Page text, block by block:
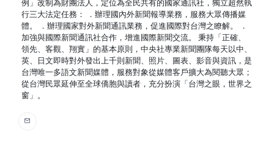
例」改制為財團法人，定位為全民共有的國家通訊社，獨立超然執
行三大法定任務： ．辦理國內外新聞報導業務，服務大眾傳播媒
體。 ．辦理國家對外新聞通訊業務，促進國際對台灣之瞭解。 ．
加強與國際新聞通訊社合作，增進國際新聞交流。 秉持「正確、
領先、客觀、翔實」的基本原則，中央社專業新聞團隊每天以中、
英、日文即時對外發出上千則新聞、照片、圖表、影音與資訊，是
台灣唯一多語文新聞媒體，服務對象從媒體客戶擴大為閱聽大眾；
從台灣民眾延伸至全球僑胞與讀者，充分扮演「台灣之眼，世界之
窗」。